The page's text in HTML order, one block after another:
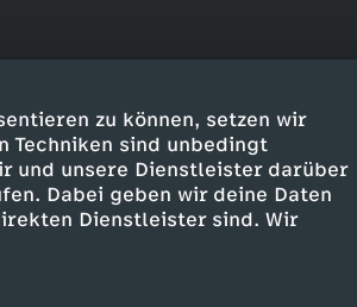
zu können, setzen wir
Techniken sind unbedingt
und unsere Dienstleister darüber
Dabei geben wir deine Daten
Dienstleister sind. Wir